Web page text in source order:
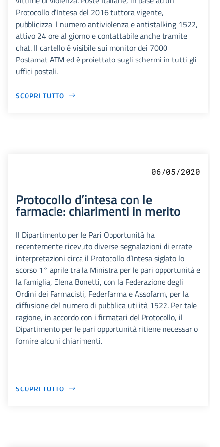
Protocollo d’Intesa del 2016 tuttora vigente,
pubblicizza il numero antiviolenza e antistalking 1522,
attivo 24 ore al giorno e contattabile anche tramite
chat. Il cartello è visibile sui monitor dei 7000
Postamat ATM ed è proiettato sugli schermi in tutti gli
uffici postali.
SCOPRI TUTTO
06/05/2020
Protocollo d’intesa con le
farmacie: chiarimenti in merito
Il Dipartimento per le Pari Opportunità ha
recentemente ricevuto diverse segnalazioni di errate
interpretazioni circa il Protocollo d’Intesa siglato lo
scorso 1° aprile tra la Ministra per le pari opportunità e
la famiglia, Elena Bonetti, con la Federazione degli
Ordini dei Farmacisti, Federfarma e Assofarm, per la
diffusione del numero di pubblica utilità 1522. Per tale
ragione, in accordo con i firmatari del Protocollo, il
Dipartimento per le pari opportunità ritiene necessario
fornire alcuni chiarimenti.
SCOPRI TUTTO